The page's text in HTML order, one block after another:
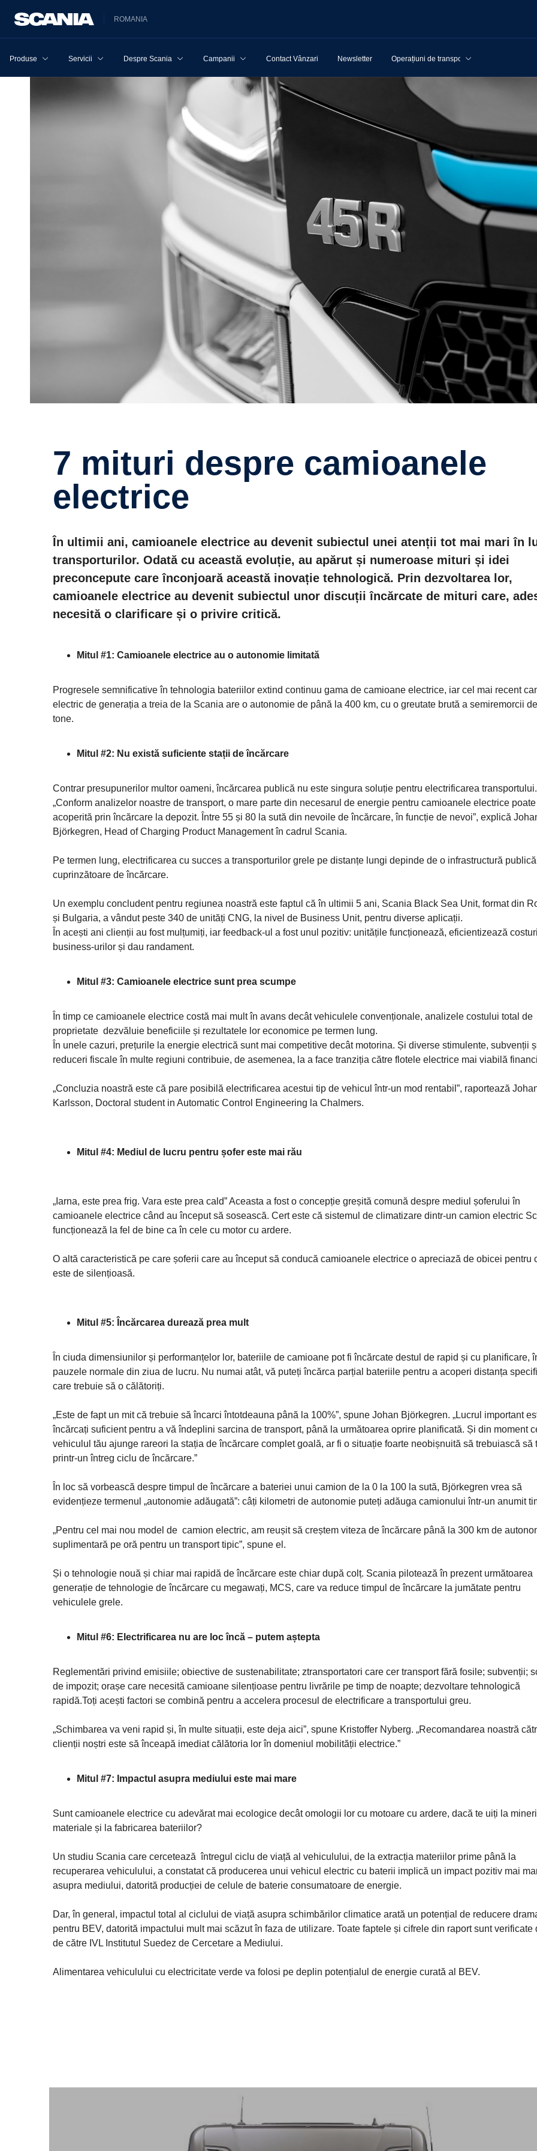
ROMANIA
Produse Servicii Despre Scania Campanii Contact Vânzari Newsletter Operațiuni de transport
7 mituri despre camioanele
electrice
În ultimii ani, camioanele electrice au devenit subiectul unei atenții tot mai mari în
transporturilor. Odată cu această evoluție, au apărut și numeroase mituri și idei
preconcepute care înconjoară această inovație tehnologică. Prin dezvoltarea lor,
camioanele electrice au devenit subiectul unor discuții încărcate de mituri care,
necesită o clarificare și o privire critică.
Mitul #1: Camioanele electrice au o autonomie limitată
Progresele semnificative în tehnologia bateriilor extind continuu gama de camioane electrice, iar cel mai recent
electric de generația a treia de la Scania are o autonomie de până la 400 km, cu o greutate brută a semiremorcii
tone.
Mitul #2: Nu există suficiente stații de încărcare
Contrar presupunerilor multor oameni, încărcarea publică nu este singura soluție pentru electrificarea transportului.
„Conform analizelor noastre de transport, o mare parte din necesarul de energie pentru camioanele electrice poate
acoperită prin încărcare la depozit. Între 55 și 80 la sută din nevoile de încărcare, în funcție de nevoi”, explică
Björkegren, Head of Charging Product Management în cadrul Scania.
Pe termen lung, electrificarea cu succes a transporturilor grele pe distanțe lungi depinde de o infrastructură publică
cuprinzătoare de încărcare.
Un exemplu concludent pentru regiunea noastră este faptul că în ultimii 5 ani, Scania Black Sea Unit, format din
și Bulgaria, a vândut peste 340 de unități CNG, la nivel de Business Unit, pentru diverse aplicații.
În acești ani clienții au fost mulțumiți, iar feedback-ul a fost unul pozitiv: unitățile funcționează, eficientizează
business-urilor și dau randament.
Mitul #3: Camioanele electrice sunt prea scumpe
În timp ce camioanele electrice costă mai mult în avans decât vehiculele convenționale, analizele costului total de
proprietate dezvăluie beneficiile și rezultatele lor economice pe termen lung.
În unele cazuri, prețurile la energie electrică sunt mai competitive decât motorina. Și diverse stimulente, subvenții
reduceri fiscale în multe regiuni contribuie, de asemenea, la a face tranziția către flotele electrice mai viabilă
„Concluzia noastră este că pare posibilă electrificarea acestui tip de vehicul într-un mod rentabil”, raportează
Karlsson, Doctoral student in Automatic Control Engineering la Chalmers.
Mitul #4: Mediul de lucru pentru șofer este mai rău
„Iarna, este prea frig. Vara este prea cald” Aceasta a fost o concepție greșită comună despre mediul șoferului în
camioanele electrice când au început să sosească. Cert este că sistemul de climatizare dintr-un camion electric
funcționează la fel de bine ca în cele cu motor cu ardere.
O altă caracteristică pe care șoferii care au început să conducă camioanele electrice o apreciază de obicei pentru
este de silențioasă.
Mitul #5: Încărcarea durează prea mult
În ciuda dimensiunilor și performanțelor lor, bateriile de camioane pot fi încărcate destul de rapid și cu planificare,
pauzele normale din ziua de lucru. Nu numai atât, vă puteți încărca parțial bateriile pentru a acoperi distanța
care trebuie să o călătoriți.
„Este de fapt un mit că trebuie să încarci întotdeauna până la 100%”, spune Johan Björkegren. „Lucrul important
încărcați suficient pentru a vă îndeplini sarcina de transport, până la următoarea oprire planificată. Și din moment
vehiculul tău ajunge rareori la stația de încărcare complet goală, ar fi o situație foarte neobișnuită să trebuiască să
printr-un întreg ciclu de încărcare.”
În loc să vorbească despre timpul de încărcare a bateriei unui camion de la 0 la 100 la sută, Björkegren vrea să
evidențieze termenul „autonomie adăugată”: câți kilometri de autonomie puteți adăuga camionului într-un anumit
„Pentru cel mai nou model de camion electric, am reușit să creștem viteza de încărcare până la 300 km de
suplimentară pe oră pentru un transport tipic”, spune el.
Și o tehnologie nouă și chiar mai rapidă de încărcare este chiar după colț. Scania pilotează în prezent următoarea
generație de tehnologie de încărcare cu megawați, MCS, care va reduce timpul de încărcare la jumătate pentru
vehiculele grele.
Mitul #6: Electrificarea nu are loc încă – putem aștepta
Reglementări privind emisiile; obiective de sustenabilitate; ztransportatori care cer transport fără fosile; subvenții;
de impozit; orașe care necesită camioane silențioase pentru livrările pe timp de noapte; dezvoltare tehnologică
rapidă.Toți acești factori se combină pentru a accelera procesul de electrificare a transportului greu.
„Schimbarea va veni rapid și, în multe situații, este deja aici”, spune Kristoffer Nyberg. „Recomandarea noastră
clienții noștri este să înceapă imediat călătoria lor în domeniul mobilității electrice.”
Mitul #7: Impactul asupra mediului este mai mare
Sunt camioanele electrice cu adevărat mai ecologice decât omologii lor cu motoare cu ardere, dacă te uiți la
materiale și la fabricarea bateriilor?
Un studiu Scania care cercetează întregul ciclu de viață al vehiculului, de la extracția materiilor prime până la
recuperarea vehiculului, a constatat că producerea unui vehicul electric cu baterii implică un impact pozitiv mai
asupra mediului, datorită producției de celule de baterie consumatoare de energie.
Dar, în general, impactul total al ciclului de viață asupra schimbărilor climatice arată un potențial de reducere
pentru BEV, datorită impactului mult mai scăzut în faza de utilizare. Toate faptele și cifrele din raport sunt verificate
de către IVL Institutul Suedez de Cercetare a Mediului.
Alimentarea vehiculului cu electricitate verde va folosi pe deplin potențialul de energie curată al BEV.